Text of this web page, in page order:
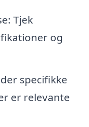
Tjek
og
specifikke
er relevante